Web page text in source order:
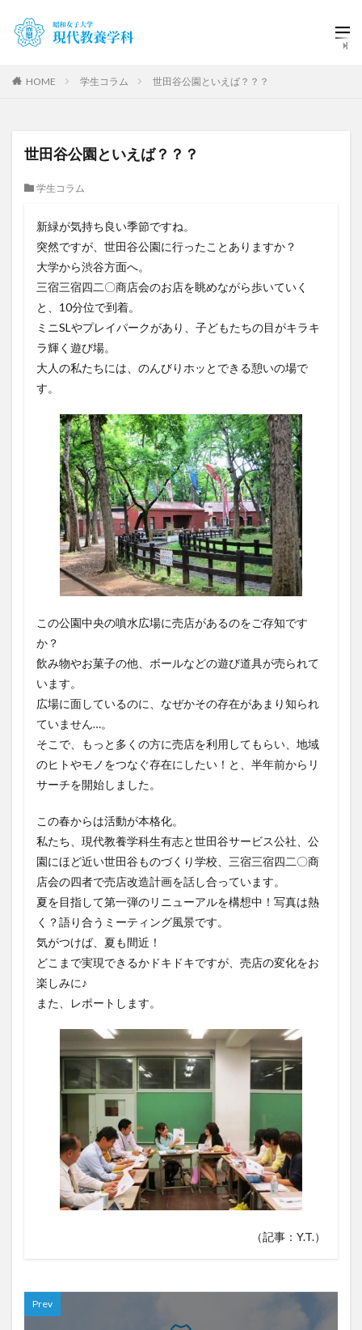
HOME 学生コラム 世田谷公園といえば？？？
世田谷公園といえば？？？
学生コラム
新緑が気持ち良い季節ですね。
突然ですが、世田谷公園に行ったことありますか？
大学から渋谷方面へ。
三宿三宿四二〇商店会のお店を眺めながら歩いていく
と、10分位で到着。
ミニSLやプレイパークがあり、子どもたちの目がキラキ
ラ輝く遊び場。
大人の私たちには、のんびりホッとできる憩いの場で
す。
この公園中央の噴水広場に売店があるのをご存知です
か？
飲み物やお菓子の他、ボールなどの遊び道具が売られて
います。
広場に面しているのに、なぜかその存在があまり知られ
ていません…。
そこで、もっと多くの方に売店を利用してもらい、地域
のヒトやモノをつなぐ存在にしたい！と、半年前からリ
サーチを開始しました。
この春からは活動が本格化。
私たち、現代教養学科生有志と世田谷サービス公社、公
園にほど近い世田谷ものづくり学校、三宿三宿四二〇商
店会の四者で売店改造計画を話し合っています。
夏を目指して第一弾のリニューアルを構想中！写真は熱
く？語り合うミーティング風景です。
気がつけば、夏も間近！
どこまで実現できるかドキドキですが、売店の変化をお
楽しみに♪
また、レポートします。
（記事：Y.T.）
Prev